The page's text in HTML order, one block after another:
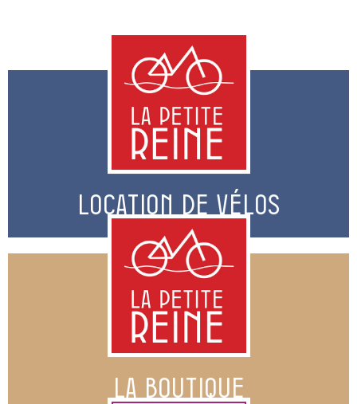
LOCATION DE VÉLOS
LOCATION DE VÉLOS
En savoir plus
LA BOUTIQUE
LA BOUTIQUE
En savoir plus